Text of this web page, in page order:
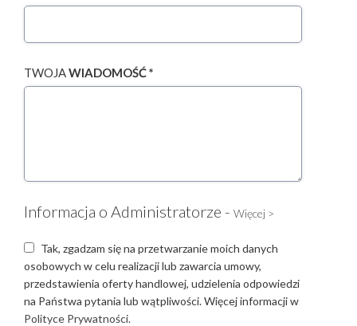
TWOJAWIADOMOŚĆ *
Informacja o Administratorze - Więcej >
Tak, zgadzam się na przetwarzanie moich danych
osobowych w celu realizacji lub zawarcia umowy,
przedstawienia oferty handlowej, udzielenia odpowiedzi
na Państwa pytania lub wątpliwości. Więcej informacji w
Polityce Prywatności.